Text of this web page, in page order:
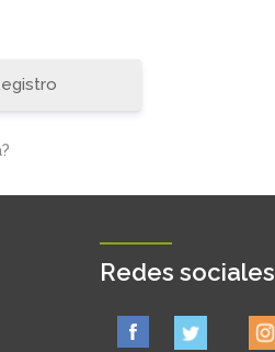
Redes sociales